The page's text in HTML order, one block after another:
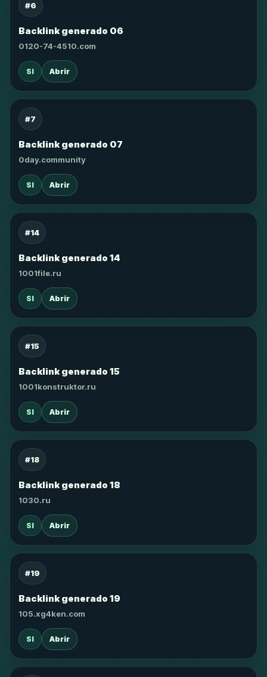
#6
Backlink generado 06
0120-74-4510.com
SI Abrir
#7
Backlink generado 07
0day.community
SI Abrir
#14
Backlink generado 14
1001file.ru
SI Abrir
#15
Backlink generado 15
1001konstruktor.ru
SI Abrir
#18
Backlink generado 18
1030.ru
SI Abrir
#19
Backlink generado 19
105.xg4ken.com
SI Abrir